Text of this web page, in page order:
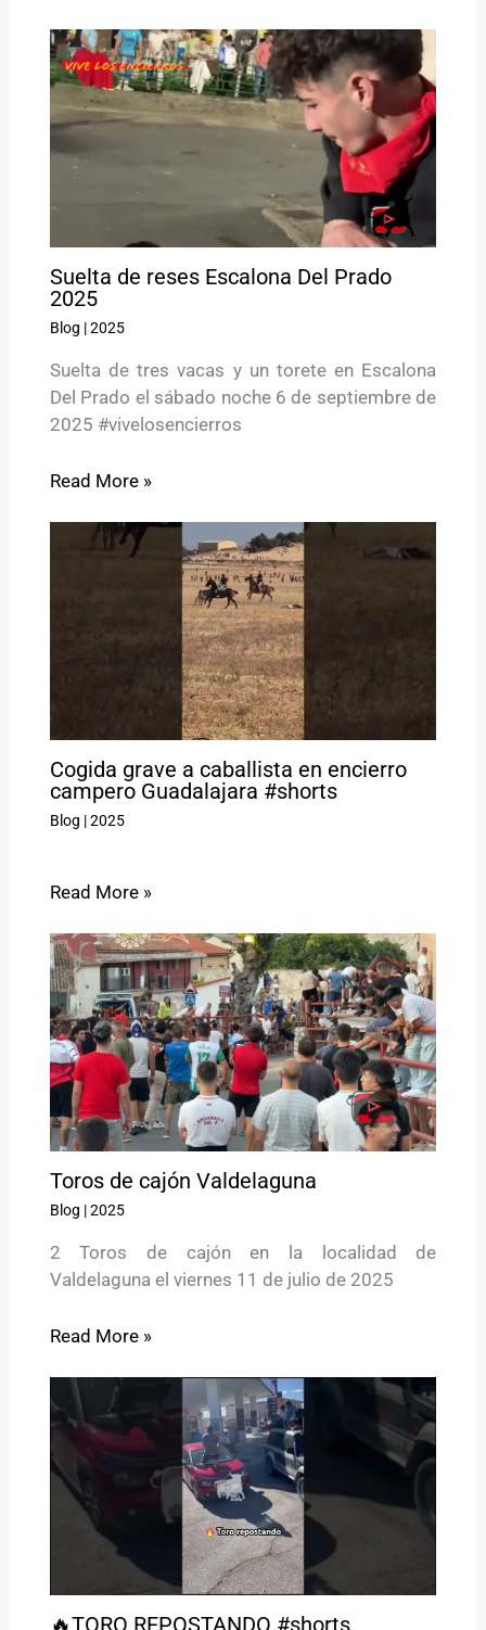
Suelta de reses Escalona Del Prado
2025
Blog |2025
Suelta de tres vacas y un torete en Escalona
Del Prado el sábado noche 6 de septiembre de
2025 #vivelosencierros
Read More »
Cogida grave a caballista en encierro
campero Guadalajara #shorts
Blog |2025
Read More »
Toros de cajón Valdelaguna
Blog |2025
2 Toros de cajón en la localidad de
Valdelaguna el viernes 11 de julio de 2025
Read More »
🔥TORO REPOSTANDO #shorts